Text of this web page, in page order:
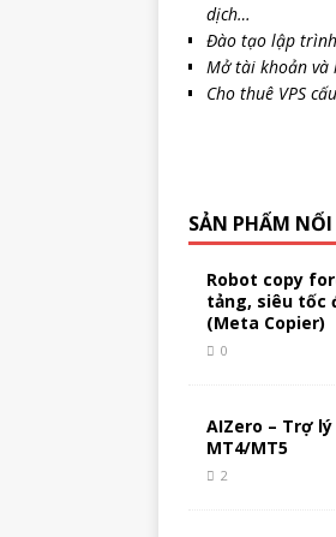
dịch…
Đào tạo lập
Mở tài khoản
Cho thuê VPS
SẢN PHẨM
Robot copy
tảng, siêu tốc
(Meta Copier)
0
AIZero – Trợ
MT4/MT5
2